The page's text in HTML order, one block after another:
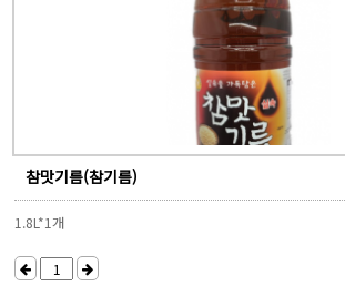
참맛기름(참기름)
1.8L*1개